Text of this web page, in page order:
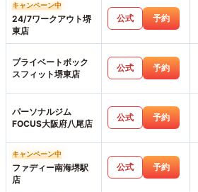
キャンペーン中
24/7ワークアウト堺
東店
公式 予約
プライベートボック
スフィット堺東店
公式 予約
パーソナルジム
FOCUS大阪府八尾店
公式 予約
キャンペーン中
ファディー南海堺駅
店
公式 予約